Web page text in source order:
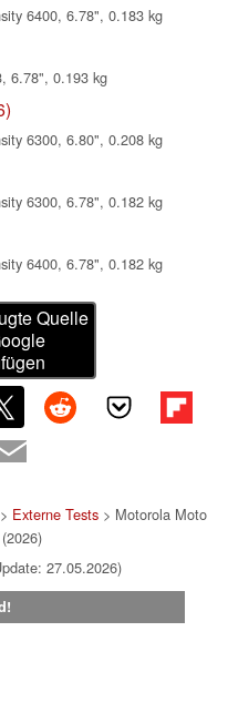
6400, 6.78", 0.183 kg
6.78", 0.193 kg
6300, 6.80", 0.208 kg
6300, 6.78", 0.182 kg
6400, 6.78", 0.182 kg
Quelle
Externe Tests> Motorola Moto
27.05.2026)